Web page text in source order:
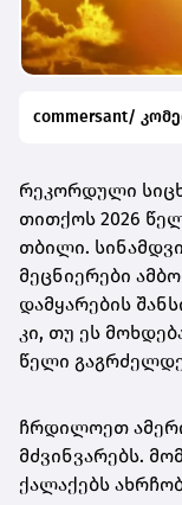
commersant/
რეკორდული
თითქოს 2026
თბილი.
მეცნიერები
დამყარების
კი, თუ ეს
წელი
ჩრდილოეთ
მძვინვარებს.
ქალაქებს